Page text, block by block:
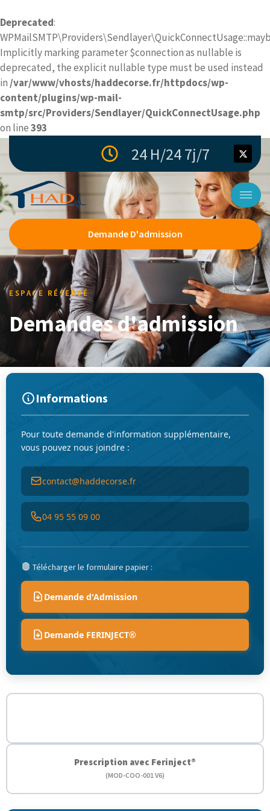
Deprecated:
Implicitly marking parameter $connection as nullable is
deprecated, the explicit nullable type must be used instead
in /var/www/vhosts/haddecorse.fr/httpdocs/wp-
content/plugins/wp-mail-
smtp/src/Providers/Sendlayer/QuickConnectUsage.php
on line393
24 H/24 7j/7
Demande D'admission
ESPACE RÉSERVÉ
Demandes d'admission
Prescription avec Ferinject®
(MOD-COO-001 V6)
Informations
Pour toute demande d'information supplémentaire,
vous pouvez nous joindre :
contact@haddecorse.fr
04 95 55 09 00
Télécharger le formulaire papier :
Demande d'Admission
Demande FERINJECT®